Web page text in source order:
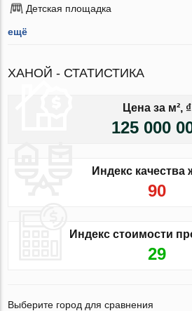
Детская площадка
ещё
ХАНОЙ - СТАТИСТИКА
Цена за м², ₫
125 000
Индекс качества
90
Индекс стоимости
29
Выберите город для сравнения